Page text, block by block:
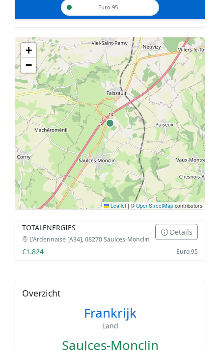
Euro 95
Geen tankstations met locatiegegevens gevonden.
De kaart kan niet worden weergegeven zonder GPS coördinaten.
+
−
Leaflet | ©OpenStreetMap contributors
TOTALENERGIES
L'Ardennaise [A34], 08270 Saulces-Monclin
Details
€1.824 Euro 95
Overzicht
Frankrijk
Land
Saulces-Monclin